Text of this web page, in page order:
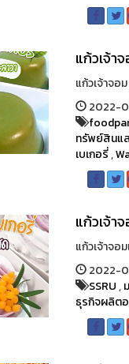
แก้วเจ้า
แก้วเจ้าจอ
2022-
ทรัพย์สินแ
เบเกอรี่,
แก้วเจ้า
แก้วเจ้าจอ
2022-
SSRU,
ธุรกิจผลิต